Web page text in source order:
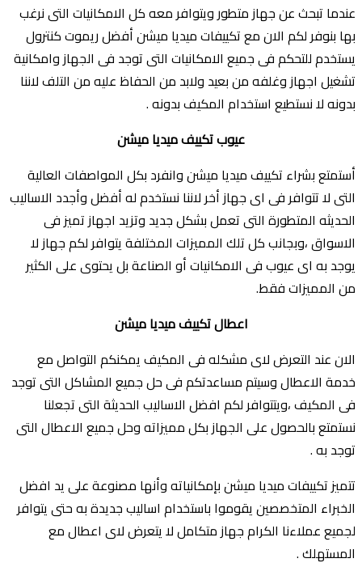
عندما تبحث عن جهاز متطور ويتوافر معه كل الامكانيات التى نرغب
بها بنوفر لكم الان مع تكييفات ميديا ميشن أفضل ريموت كنترول
يستخدم للتحكم فى جميع الامكانيات التى توجد فى الجهاز وامكانية
تشغيل اجهاز وغلفه من بعيد ولابد من الحفاظ عليه من التلف لاننا
بدونه لا نستطيع استخدام المكيف بدونه .
عيوب تكييف ميديا ميشن
أستمتع بشراء تكييف ميديا ميشن وانفرد بكل المواصفات العالية
التى لا تتوافر فى اى جهاز أخر لاننا نستخدم له أفضل وأجدد الاساليب
الحديثه المتطورة التى تعمل بشكل جديد وتزيد اجهاز تميز فى
الاسواق ،وبجانب كل تلك المميزات المختلفة يتوافر لكم جهاز لا
يوجد به اى عيوب فى الامكانيات أو الصناعة بل يحتوى على الكثير
من المميزات فقط.
اعطال تكييف ميديا ميشن
الان عند التعرض لاى مشكله فى المكيف يمكنكم التواصل مع
خدمة الاعطال وسيتم مساعدتكم فى حل جميع المشاكل التى توجد
فى المكيف ،ويتتوافر لكم افضل الاساليب الحديثة التى تجعلنا
نستمتع بالحصول على الجهاز بكل مميزاته وحل جميع الاعطال التى
توجد به .
تتميز تكييفات ميديا ميشن بإمكانياته وأنها مصنوعة على يد افضل
الخبراء المتخصصين يقوموا باستخدام اساليب جديدة به حتى يتوافر
لجميع عملاءنا الكرام جهاز متكامل لا يتعرض لاى اعطال مع
المستهلك .